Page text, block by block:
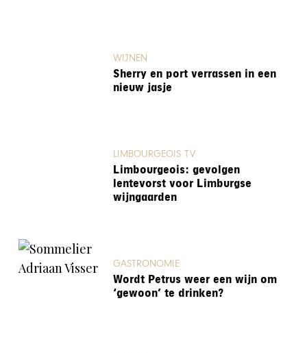
WIJNEN
Sherry en port verrassen in een
nieuw jasje
LIMBOURGEOIS TV
Limbourgeois: gevolgen
lentevorst voor Limburgse
wijngaarden
GASTRONOMIE
Wordt Petrus weer een wijn om
‘gewoon’ te drinken?